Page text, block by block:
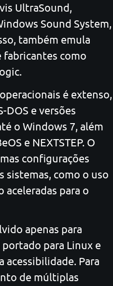
UltraSound,
Sound System,
também emula
fabricantes como
é extenso,
DOS e versões
o Windows 7, além
e NEXTSTEP. O
configurações
sistemas, como o uso
aceleradas para o
apenas para
para Linux e
acessibilidade. Para
de múltiplas